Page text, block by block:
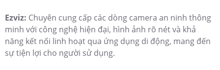
Ezviz: Chuyên cung cấp các dòng camera an ninh thông
minh với công nghệ hiện đại, hình ảnh rõ nét và khả
năng kết nối linh hoạt qua ứng dụng di động, mang đến
sự tiện lợi cho người sử dụng.